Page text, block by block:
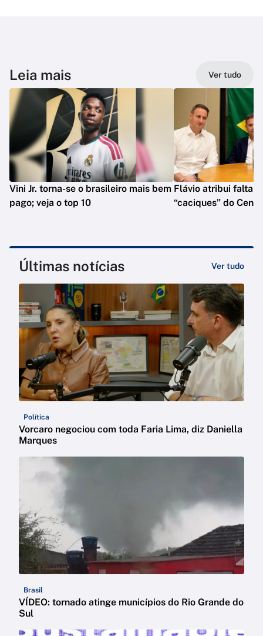
Leia mais Ver tudo
Vini Jr. torna-se o brasileiro mais bem
pago; veja o top 10
Flávio atribui falta
“caciques” do
Últimas notícias Ver tudo
Política
Vorcaro negociou com toda Faria Lima, diz Daniella
Marques
Brasil
VÍDEO: tornado atinge municípios do Rio Grande do
Sul